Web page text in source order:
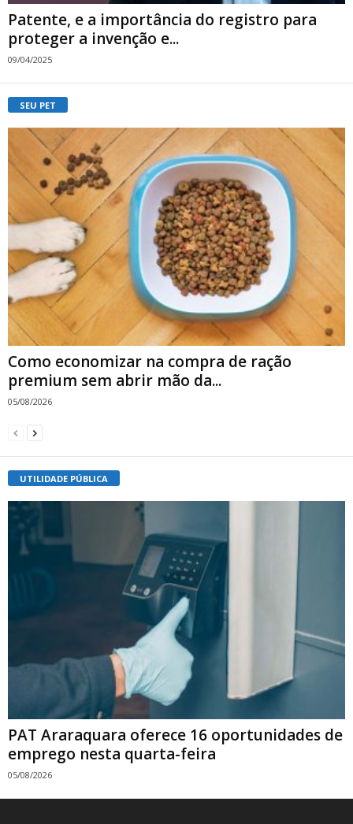
Patente, e a importância do registro para
proteger a invenção e...
09/04/2025
SEU PET
Como economizar na compra de ração
premium sem abrir mão da...
05/08/2026
UTILIDADE PÚBLICA
PAT Araraquara oferece 16 oportunidades de
emprego nesta quarta-feira
05/08/2026